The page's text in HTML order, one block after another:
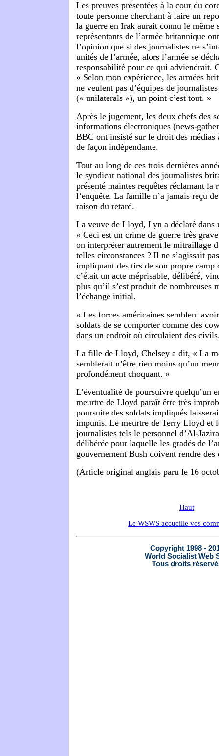
Les preuves présentées à la cour du
toute personne cherchant à faire un
la guerre en Irak aurait connu le même
représentants de l’armée britannique
l’opinion que si des journalistes ne
unités de l’armée, alors l’armée se
responsabilité pour ce qui adviendrait.
« Selon mon expérience, les armées
ne veulent pas d’équipes de
(« unilaterals »), un point c’est tout. »
Après le jugement, les deux chefs des
informations électroniques (news-
BBC ont insisté sur le droit des médias
de façon indépendante.
Tout au long de ces trois dernières
le syndicat national des journalistes
présenté maintes requêtes réclamant la
l’enquête. La famille n’a jamais reçu
raison du retard.
La veuve de Lloyd, Lyn a déclaré dans
« Ceci est un crime de guerre très
on interpréter autrement le mitraillage
telles circonstances ? Il ne s’agissait
impliquant des tirs de son propre camp
c’était un acte méprisable, délibéré,
plus qu’il s’est produit de nombreuses
l’échange initial.
« Les forces américaines semblent
soldats de se comporter comme des
dans un endroit où circulaient des
La fille de Lloyd, Chelsey a dit, « La
semblerait n’être rien moins qu’un
profondément choquant. »
L’éventualité de poursuivre quelqu’un
meurtre de Lloyd paraît être très
poursuite des soldats impliqués
impunis. Le meurtre de Terry Lloyd et
journalistes tels le personnel d’Al-
délibérée pour laquelle les gradés de
gouvernement Bush doivent rendre des
(Article original anglais paru le 16
Haut
Le WSWS accueille vos
Copyright 1998 -
World Socialist Web
Tous droits